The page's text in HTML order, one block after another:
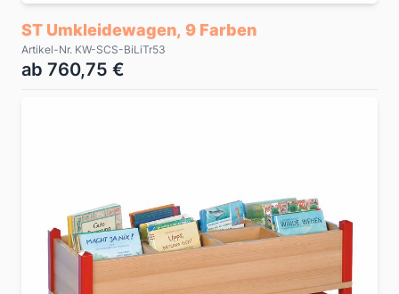
ST Umkleidewagen, 9 Farben
Artikel-Nr. KW-SCS-BiLiTr53
ab 760,75 €